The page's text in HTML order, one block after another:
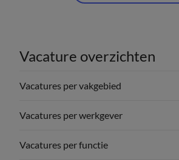
Vacature overzichten
Vacatures per vakgebied
Vacatures per werkgever
Vacatures per functie